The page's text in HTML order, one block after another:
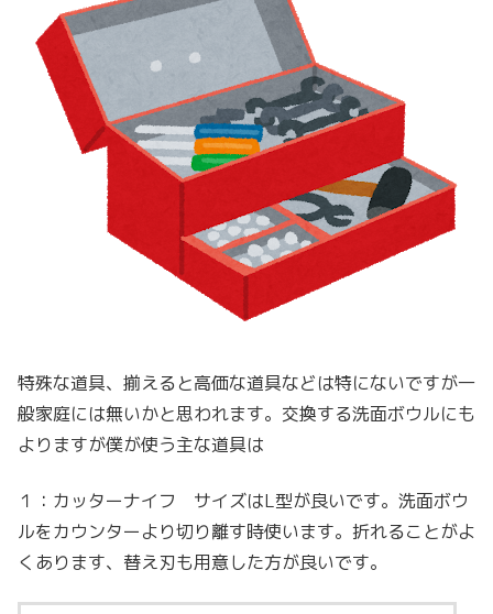
特殊な道具、揃えると高価な道具などは特にないですが一
般家庭には無いかと思われます。交換する洗面ボウルにも
よりますが僕が使う主な道具は
１：カッターナイフ サイズはL型が良いです。洗面ボウ
ルをカウンターより切り離す時使います。折れることがよ
くあります、替え刃も用意した方が良いです。